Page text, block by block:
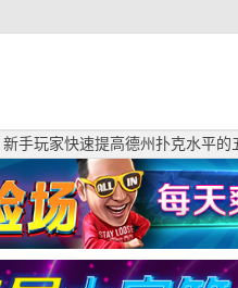
新手玩家快速提高德州扑克水平的